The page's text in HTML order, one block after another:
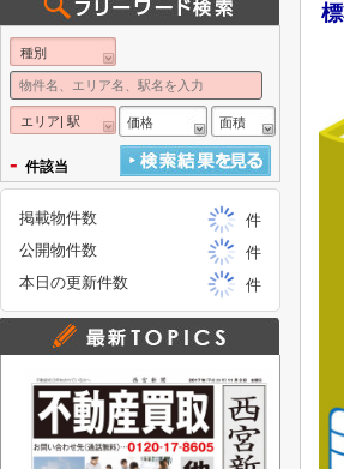
種別
エリア| 駅 価格 面積
- 件該当
掲載物件数
件
公開物件数
件
本日の更新件数
件